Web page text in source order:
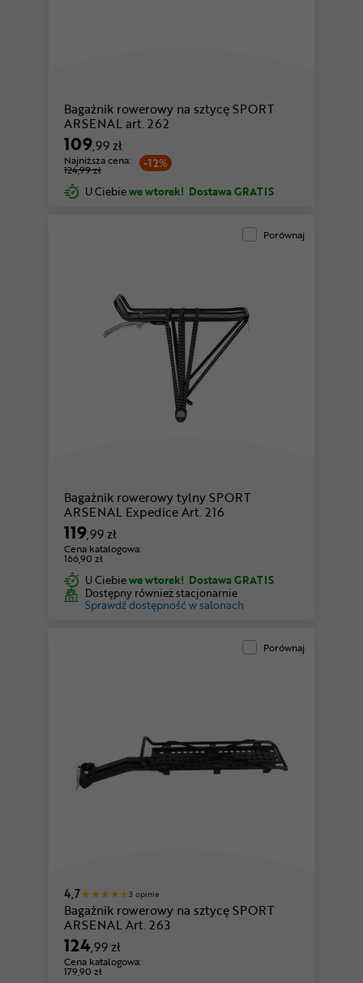
Bagażnik rowerowy na sztycę SPORT
ARSENAL art. 262
109,99 zł
-12%
Najniższa cena:
124,99 zł
U Ciebiewe wtorek! Dostawa GRATIS
Porównaj
Bagażnik rowerowy tylny SPORT
ARSENAL Expedice Art. 216
119,99 zł
Cena katalogowa:
166,90 zł
U Ciebiewe wtorek! Dostawa GRATIS
Dostępny również stacjonarnie
Sprawdź dostępność w salonach
Porównaj
4,7 3 opinie
Bagażnik rowerowy na sztycę SPORT
ARSENAL Art. 263
124,99 zł
Cena katalogowa:
179,90 zł